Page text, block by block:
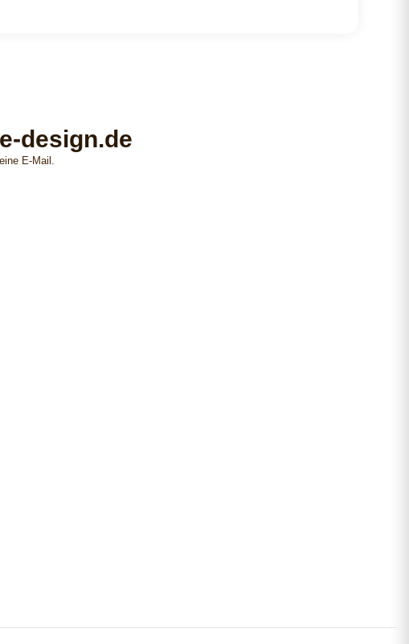
design.de
E-Mail.